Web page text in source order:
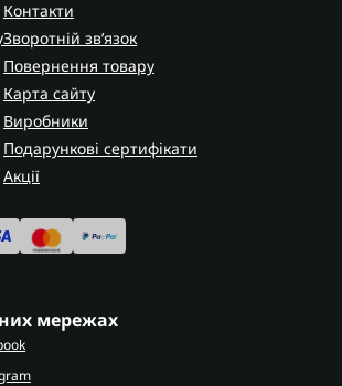
Контакти
Зворотній зв’язок
Повернення товару
Карта сайту
Виробники
Подарункові сертифікати
Акції
мережах